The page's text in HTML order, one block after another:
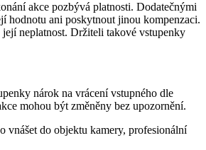
akce pozbývá platnosti. Dodatečnými
hodnotu ani poskytnout jinou kompenzaci.
její neplatnost. Držiteli takové vstupenky
nárok na vrácení vstupného dle
mohou být změněny bez upozornění.
vnášet do objektu kamery, profesionální